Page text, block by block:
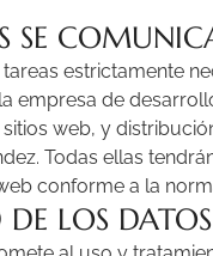
SE
estrictamente
empresa de
web, y
Todas ellas
conforme a la
DE LOS DATOS